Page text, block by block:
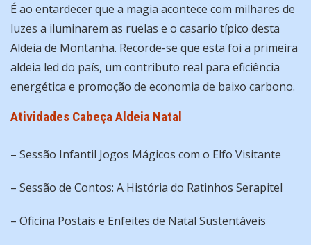
É ao entardecer que a magia acontece com milhares de
luzes a iluminarem as ruelas e o casario típico desta
Aldeia de Montanha. Recorde-se que esta foi a primeira
aldeia led do país, um contributo real para eficiência
energética e promoção de economia de baixo carbono.
Atividades Cabeça Aldeia Natal
– Sessão Infantil Jogos Mágicos com o Elfo Visitante
– Sessão de Contos: A História do Ratinhos Serapitel
– Oficina Postais e Enfeites de Natal Sustentáveis